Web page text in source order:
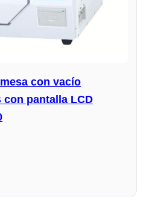
con vacío
con pantalla LCD